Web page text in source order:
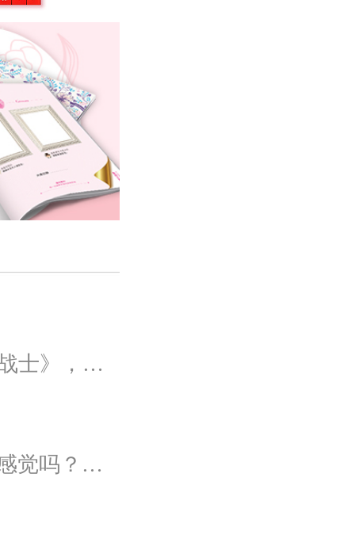
灵感来源于90后经典动漫《百变小樱》与《美少女战士》，以柔美梦幻的马卡龙色系为主色调，融合精灵萌宠与星星魔法阵等元素，为遗落凡间的公主搭建一个召唤王子的舞台。
爱情的模样有千万种，还记得相遇时候心灵悸动的感觉吗？本场婚礼以恋人第一次的心动作为灵感设计，独家定制的爱心装置穿插在整场婚礼中，带给你初见时的心动美好。